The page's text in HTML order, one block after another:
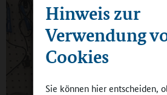
Hinweis zur
Verwendung
Cookies
Sie können hier entscheiden,